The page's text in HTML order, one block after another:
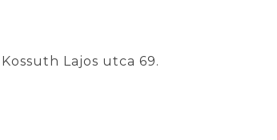
Lajos utca 69.